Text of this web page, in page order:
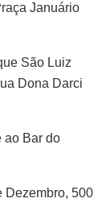
Januário
São Luiz
Dona Darci
ao Bar do
Dezembro, 500